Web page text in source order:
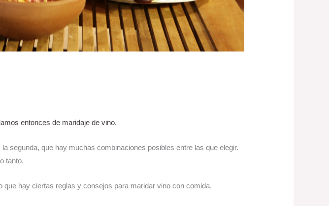
entonces de maridaje de vino.
segunda, que hay muchas combinaciones posibles entre las que elegir.
tanto.
hay ciertas reglas y consejos para maridar vino con comida.